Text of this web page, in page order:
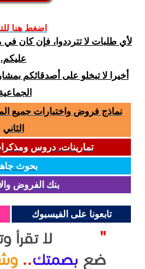
اضغط هنا
لأي طلبات لا تترددوا، فإن كان
عليكم.
أخيرا لا تبخلو على أصدقائكم
الثاني
تمارينات، دروس ومذكرات
بحوث
بنك الفروض
تابعونا على الفيسبوك